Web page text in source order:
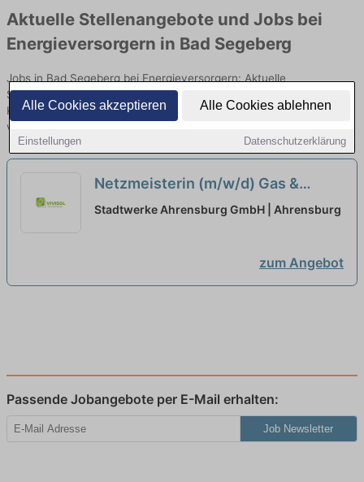
Alle Cookies akzeptieren Alle Cookies ablehnen
Einstellungen Datenschutzerklärung
Aktuelle Stellenangebote und Jobs bei
Energieversorgern in Bad Segeberg
Jobs in Bad Segeberg bei Energieversorgern: Aktuelle
Stellenangebote in Energieversorgung, Netzbetrieb und
Kundenservice. Jetzt Berufe und Einstiegsmöglichkeiten
vergleichen.
Netzmeisterin (m/w/d) Gas &
Wärme bei Stadtwerke Ahrensburg
Stadtwerke Ahrensburg GmbH | Ahrensburg
zum Angebot
Passende Jobangebote per E-Mail erhalten:
Job Newsletter